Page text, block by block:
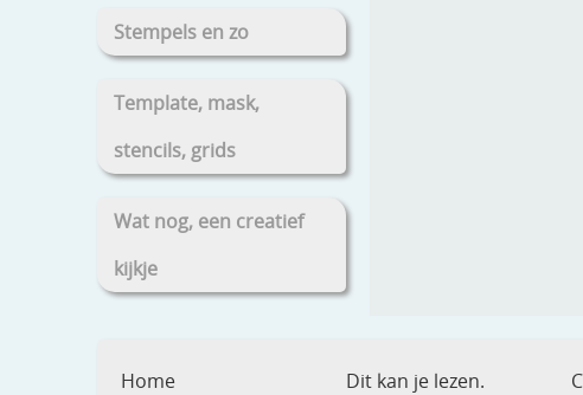
Stempels en zo
Template, mask,
stencils, grids
Wat nog, een creatief
kijkje
Home Dit kan je lezen.